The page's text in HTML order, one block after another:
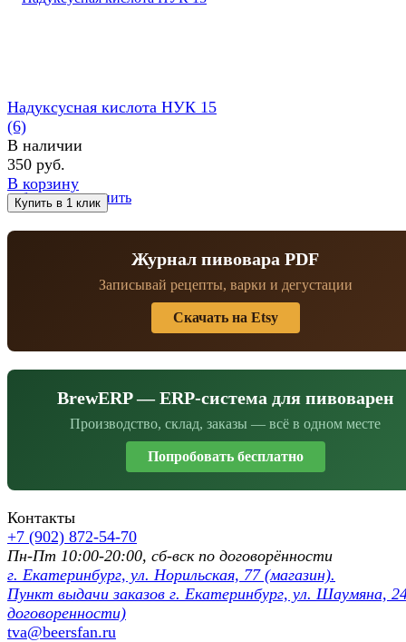
избранное сравнить
Надуксусная кислота НУК 15
(6)
В наличии
350 руб.
В корзину
Журнал пивовара PDF
Записывай рецепты, варки и дегустации
Скачать на Etsy
BrewERP — ERP-система для пивоварен
Производство, склад, заказы — всё в одном месте
Попробовать бесплатно
Контакты
+7 (902) 872-54-70
Пн-Пт 10:00-20:00, сб-вск по договорённости
г. Екатеринбург, ул. Норильская, 77 (магазин).
Пункт выдачи заказов г. Екатеринбург, ул. Шаумяна,
договоренности)
tva@beersfan.ru